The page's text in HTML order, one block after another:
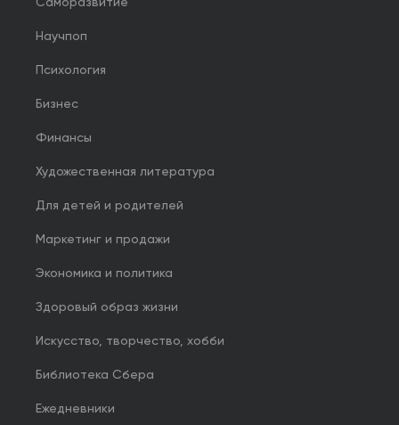
Саморазвитие
Научпоп
Психология
Бизнес
Финансы
Художественная литература
Для детей и родителей
Маркетинг и продажи
Экономика и политика
Здоровый образ жизни
Искусство, творчество, хобби
Библиотека Сбера
Ежедневники